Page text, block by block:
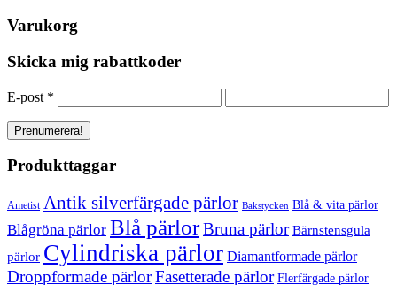
Varukorg
Skicka mig rabattkoder
E-post *
Produkttaggar
Ametist Antik silverfärgade pärlor Bakstycken Blå & vita pärlor
Blågröna pärlor Blå pärlorBruna pärlor Bärnstensgula
pärlor Cylindriska pärlor Diamantformade pärlor
Droppformade pärlorFasetterade pärlor Flerfärgade pärlor